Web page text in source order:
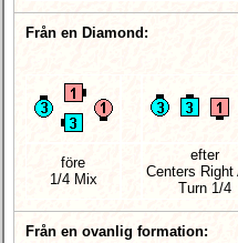
Från en Diamond:
före
1/4 Mix
efter
Centers Right
Turn 1/4
Från en ovanlig formation: